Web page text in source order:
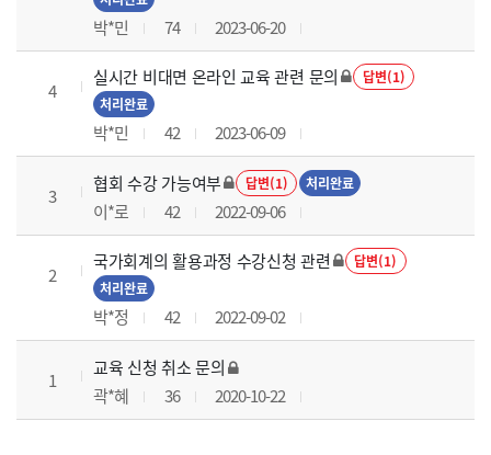
박*민 74 2023-06-20
4
실시간 비대면 온라인 교육 관련 문의
답변(1)
처리완료
박*민 42 2023-06-09
3
협회 수강 가능여부 답변(1) 처리완료
이*로 42 2022-09-06
2
국가회계의 활용과정 수강신청 관련
답변(1)
처리완료
박*정 42 2022-09-02
1
교육 신청 취소 문의
곽*혜
36 2020-10-22